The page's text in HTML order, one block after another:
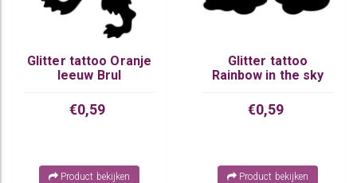
Glitter tattoo Oranje
leeuw Brul
€0,59
Product bekijken
Glitter tattoo
Rainbow in the sky
€0,59
Product bekijken